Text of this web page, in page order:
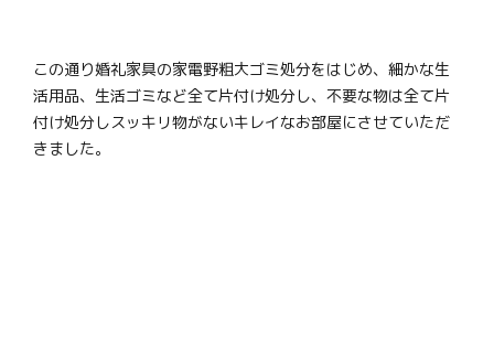
この通り婚礼家具の家電野粗大ゴミ処分をはじめ、細かな生
活用品、生活ゴミなど全て片付け処分し、不要な物は全て片
付け処分しスッキリ物がないキレイなお部屋にさせていただ
きました。